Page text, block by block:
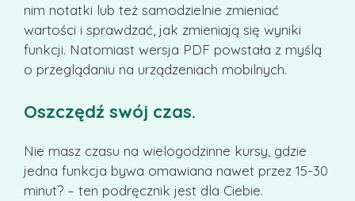
nim notatki lub też samodzielnie zmieniać
wartości i sprawdzać, jak zmieniają się wyniki
funkcji. Natomiast wersja PDF powstała z myślą
o przeglądaniu na urządzeniach mobilnych.
Oszczędź swój czas.
Nie masz czasu na wielogodzinne kursy, gdzie
jedna funkcja bywa omawiana nawet przez 15-30
minut? – ten podręcznik jest dla Ciebie.